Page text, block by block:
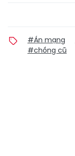
#Án mạng
#chồng cũ